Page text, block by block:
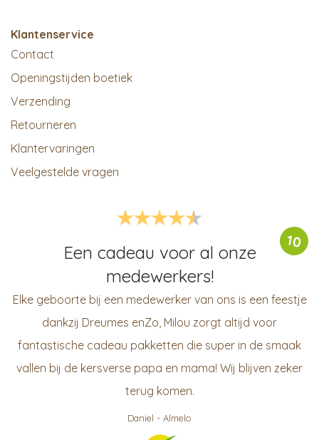
Klantenservice
Contact
Openingstijden boetiek
Verzending
Retourneren
Klantervaringen
Veelgestelde vragen
10
Een cadeau voor al onze
medewerkers!
Elke geboorte bij een medewerker van ons is een feestje
dankzij Dreumes enZo, Milou zorgt altijd voor
fantastische cadeau pakketten die super in de smaak
vallen bij de kersverse papa en mama! Wij blijven zeker
terug komen.
Daniel - Almelo